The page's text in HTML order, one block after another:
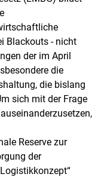
Blackouts - nicht
der im April
die
die bislang
sich mit der Frage
Reserve zur
der